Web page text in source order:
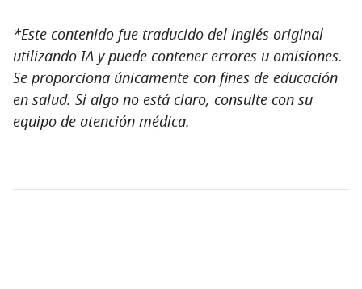
*Este contenido fue traducido del inglés original
utilizando IA y puede contener errores u omisiones.
Se proporciona únicamente con fines de educación
en salud. Si algo no está claro, consulte con su
equipo de atención médica.